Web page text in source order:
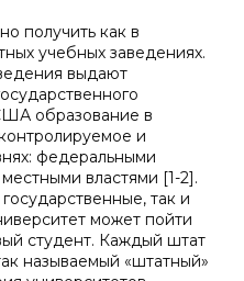
получить как в
учебных заведениях.
выдают
образование в
и
федеральными
властями [1-2].
так и
может пойти
студент. Каждый штат
называемый «штатный»